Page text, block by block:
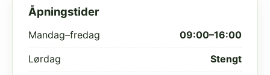
Åpningstider
Mandag–fredag 09:00–16:00
Lørdag Stengt